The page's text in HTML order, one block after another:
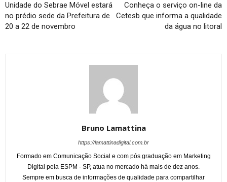
Unidade do Sebrae Móvel estará
no prédio sede da Prefeitura de
20 a 22 de novembro
Conheça o serviço on-line da
Cetesb que informa a qualidade
da água no litoral
Bruno Lamattina
https://lamattinadigital.com.br
Formado em Comunicação Social e com pós graduação em Marketing
Digital pela ESPM - SP, atua no mercado há mais de dez anos.
Sempre em busca de informações de qualidade para compartilhar